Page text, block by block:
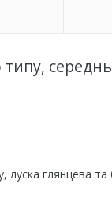
типу,
глянцева та